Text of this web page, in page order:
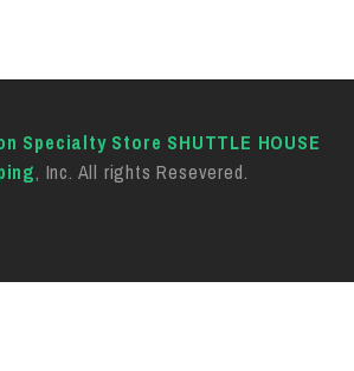
Specialty Store SHUTTLE HOUSE
, Inc. All rights Resevered.